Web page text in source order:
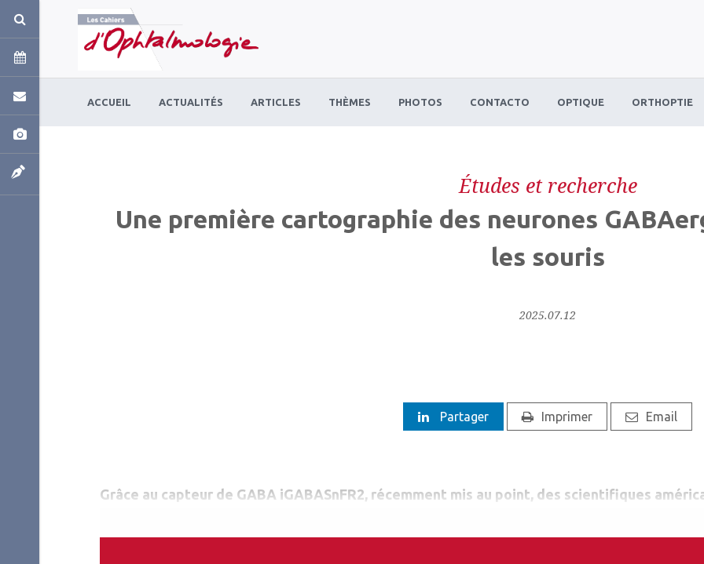
ACCUEIL ACTUALITÉS ARTICLES THÈMES PHOTOS CONTACTO OPTIQUE ORTHOPTIE
Études et recherche
Une première cartographie des neurones
les souris
2025.07.12
Partager Imprimer Email
Grâce au capteur de GABA iGABASnFR2, récemment mis au point, des scientifiques
n’avaient jamais été décrits. Surtout, ils ont pu dresser une cartographie de ces neurones
Panneau de gestion des cookies